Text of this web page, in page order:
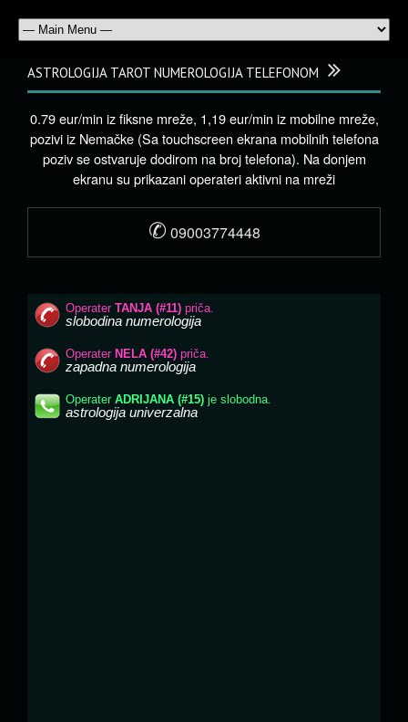
ASTROLOGIJA TAROT NUMEROLOGIJA TELEFONOM
0.79 eur/min iz fiksne mreže, 1,19 eur/min iz mobilne mreže,
pozivi iz Nemačke (Sa touchscreen ekrana mobilnih telefona
poziv se ostvaruje dodirom na broj telefona). Na donjem
ekranu su prikazani operateri aktivni na mreži
✆ 09003774448